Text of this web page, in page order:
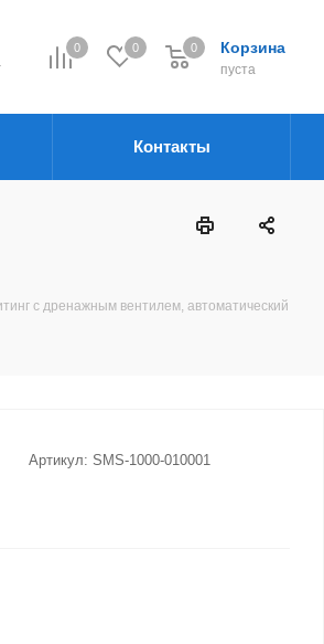
0 0 Корзина
пуста
0
Контакты
с дренажным вентилем, автоматический
Артикул: SMS-1000-010001